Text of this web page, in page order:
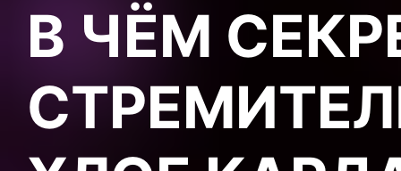
В ЧЁМ